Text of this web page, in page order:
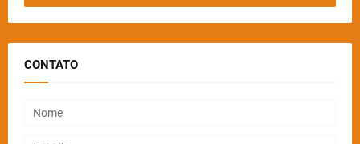
CONTATO